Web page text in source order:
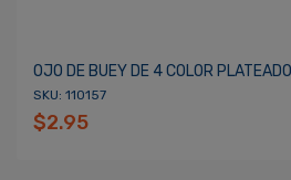
OJO DE BUEY DE 4 COLOR
SKU: 110157
$2.95